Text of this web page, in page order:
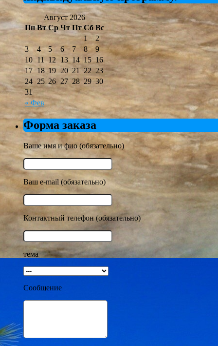
Август 2026
Пн Вт Ср Чт Пт Сб Вс
« Фев
1
2
3
4 5 6 7 8
9
10 11 12 13 14 15 16
17 18 19 20 21 22 23
24 25 26 27 28 29 30
31
Форма заказа
Ваше имя и фио (обязательно)
Ваш e-mail (обязательно)
Контактный телефон (обязательно)
тема
Сообщение